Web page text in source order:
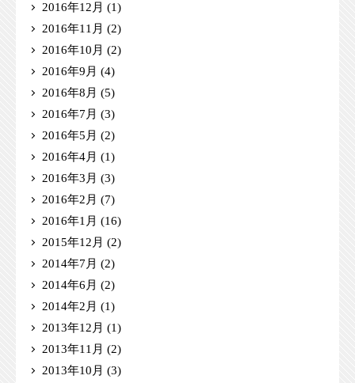
2016年12月 (1)
2016年11月 (2)
2016年10月 (2)
2016年9月 (4)
2016年8月 (5)
2016年7月 (3)
2016年5月 (2)
2016年4月 (1)
2016年3月 (3)
2016年2月 (7)
2016年1月 (16)
2015年12月 (2)
2014年7月 (2)
2014年6月 (2)
2014年2月 (1)
2013年12月 (1)
2013年11月 (2)
2013年10月 (3)